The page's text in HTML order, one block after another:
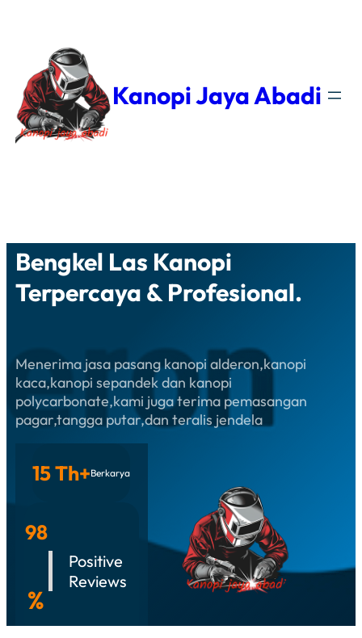
Kanopi Jaya Abadi
Bengkel Las Kanopi
Terpercaya & Profesional.
Menerima jasa pasang kanopi alderon,kanopi
kaca,kanopi sepandek dan kanopi
polycarbonate,kami juga terima pemasangan
pagar,tangga putar,dan teralis jendela
15 Th+Berkarya
98
%
Positive
Reviews